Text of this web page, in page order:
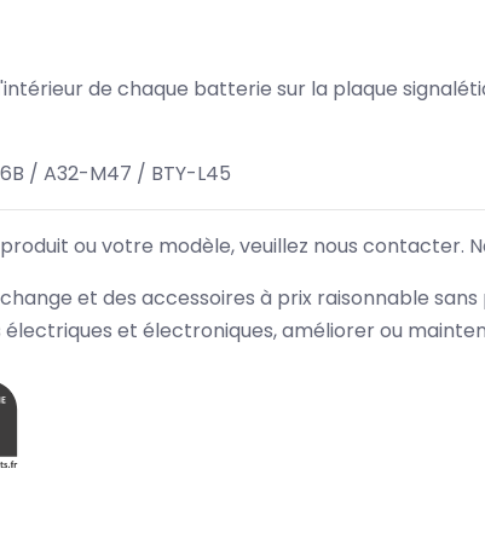
de chaque batterie sur la plaque
/ A32-M47 / BTY-L45
ou votre modèle, veuillez nous contacter.
et des accessoires à prix raisonnable
électriques et électroniques, améliorer ou